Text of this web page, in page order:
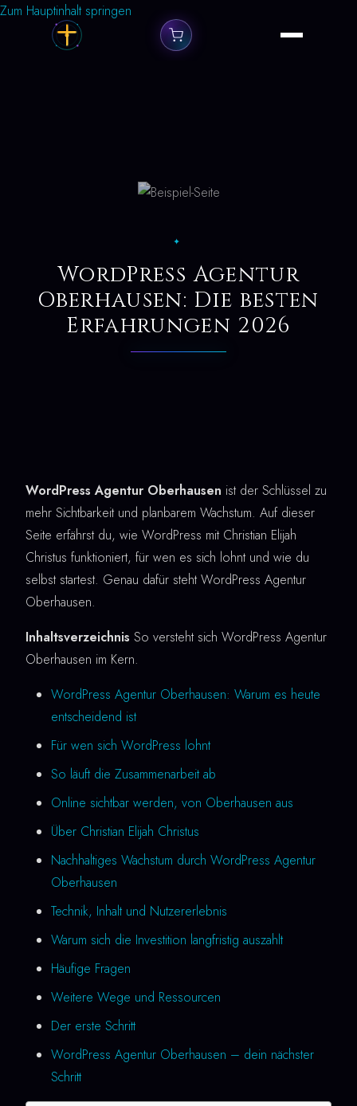
Zum Hauptinhalt springen
✦
WordPress Agentur
Oberhausen: Die besten
Erfahrungen 2026
WordPress Agentur Oberhausen ist der Schlüssel zu
mehr Sichtbarkeit und planbarem Wachstum. Auf dieser
Seite erfährst du, wie WordPress mit Christian Elijah
Christus funktioniert, für wen es sich lohnt und wie du
selbst startest. Genau dafür steht WordPress Agentur
Oberhausen.
Inhaltsverzeichnis So versteht sich WordPress Agentur
Oberhausen im Kern.
WordPress Agentur Oberhausen: Warum es heute
entscheidend ist
Für wen sich WordPress lohnt
So läuft die Zusammenarbeit ab
Online sichtbar werden, von Oberhausen aus
Über Christian Elijah Christus
Nachhaltiges Wachstum durch WordPress Agentur
Oberhausen
Technik, Inhalt und Nutzererlebnis
Warum sich die Investition langfristig auszahlt
Häufige Fragen
Weitere Wege und Ressourcen
Der erste Schritt
WordPress Agentur Oberhausen – dein nächster
Schritt